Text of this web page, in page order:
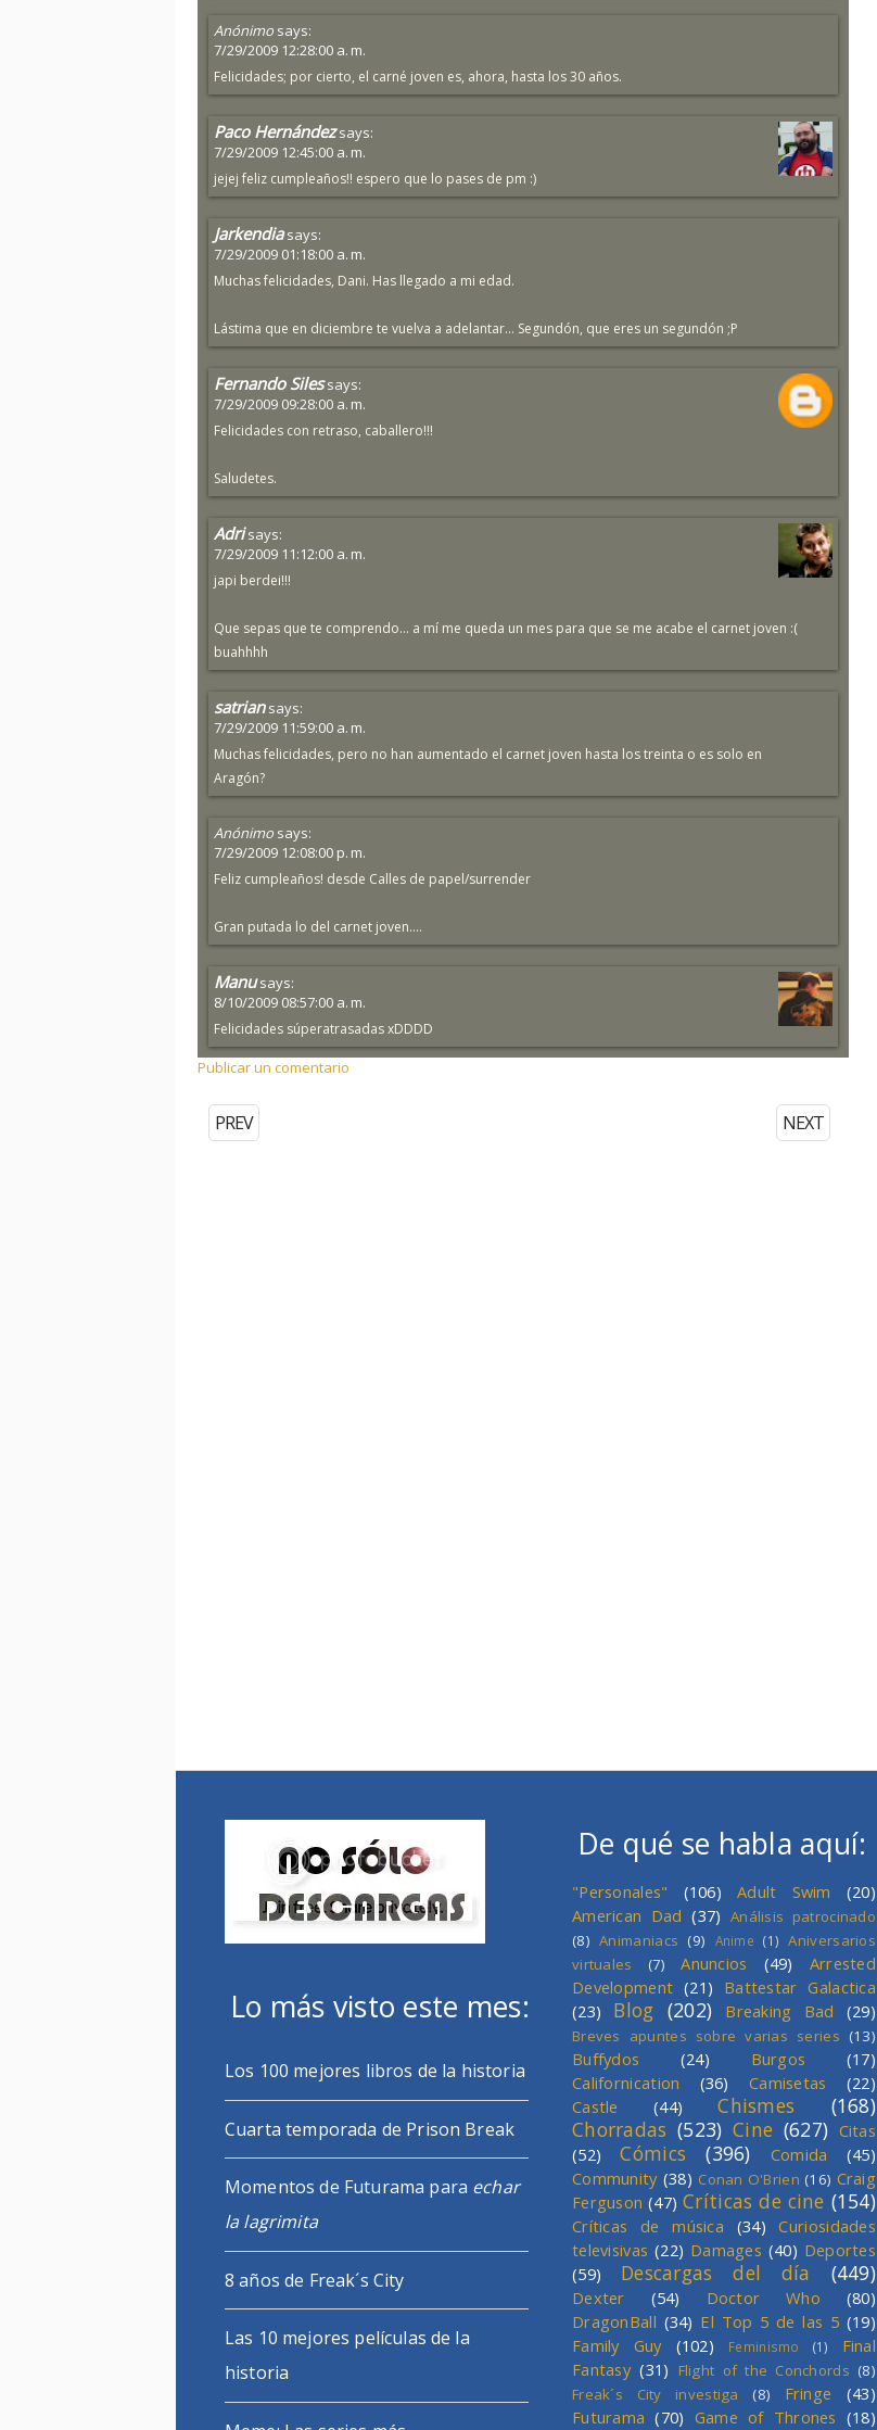
Anónimo says:
7/29/2009 12:28:00 a. m.
Felicidades; por cierto, el carné joven es, ahora, hasta los 30 años.
Paco Hernández says:
7/29/2009 12:45:00 a. m.
jejej feliz cumpleaños!! espero que lo pases de pm :)
Jarkendia says:
7/29/2009 01:18:00 a. m.
Muchas felicidades, Dani. Has llegado a mi edad.
Lástima que en diciembre te vuelva a adelantar... Segundón, que eres un segundón ;P
Fernando Siles says:
7/29/2009 09:28:00 a. m.
Felicidades con retraso, caballero!!!
Saludetes.
Adri says:
7/29/2009 11:12:00 a. m.
japi berdei!!!
Que sepas que te comprendo... a mí me queda un mes para que se me acabe el carnet joven :(
buahhhh
satrian says:
7/29/2009 11:59:00 a. m.
Muchas felicidades, pero no han aumentado el carnet joven hasta los treinta o es solo en
Aragón?
Anónimo says:
7/29/2009 12:08:00 p. m.
Feliz cumpleaños! desde Calles de papel/surrender
Gran putada lo del carnet joven....
Manu says:
8/10/2009 08:57:00 a. m.
Felicidades súperatrasadas xDDDD
Publicar un comentario
NEXT
PREV
Lo más visto este mes:
Los 100 mejores libros de la historia
Cuarta temporada de Prison Break
Momentos de Futurama para echar
la lagrimita
8 años de Freak´s City
Las 10 mejores películas de la
historia
De qué se habla aquí:
"Personales" (106) Adult Swim
(20)
American Dad (37) Análisis patrocinado
(8) Animaniacs (9) Anime (1) Aniversarios
virtuales
(7) Anuncios (49)
Arrested
Development (21) Battestar Galactica
(23)
Blog (202) Breaking Bad (29)
Breves apuntes sobre varias series (13)
Buffydos (24) Burgos
(17)
Californication
(36) Camisetas
(22)
Castle
(44) Chismes
(168)
Chorradas (523) Cine (627) Citas
(52)
Cómics (396) Comida
(45)
Community (38) Conan O'Brien (16) Craig
Ferguson (47) Críticas de cine (154)
Críticas de música (34)
Curiosidades
televisivas (22) Damages (40) Deportes
(59)
Descargas del día (449)
Dexter (54) Doctor Who
(80)
DragonBall (34) El Top 5 de las 5 (19)
Family Guy
(102) Feminismo (1)
Final
Fantasy (31) Flight of the Conchords (8)
Freak´s City investiga
(8) Fringe
(43)
Futurama (70) Game of Thrones (18)